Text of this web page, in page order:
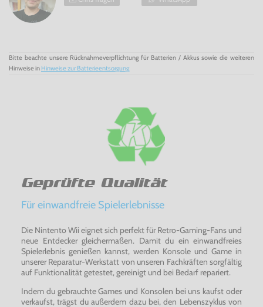
Bitte beachte unsere Rücknahmeverpflichtung für Batterien / Akkus sowie die weiteren
Hinweise in Hinweise zur Batterieentsorgung
Geprüfte Qualität
Für einwandfreie Spielerlebnisse
Die Nintento Wii eignet sich perfekt für Retro-Gaming-Fans und
neue Entdecker gleichermaßen. Damit du ein einwandfreies
Spielerlebnis genießen kannst, werden Konsole und Game in
unserer Reparatur-Werkstatt von unseren Fachkräften sorgfältig
auf Funktionalität getestet, gereinigt und bei Bedarf repariert.
Indem du gebrauchte Games und Konsolen bei uns kaufst oder
verkaufst, trägst du außerdem dazu bei, den Lebenszyklus von